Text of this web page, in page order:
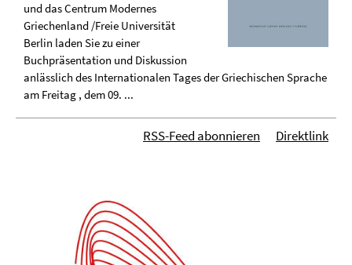
und das Centrum Modernes
Griechenland /Freie Universität
Berlin laden Sie zu einer
Buchpräsentation und Diskussion
anlässlich des Internationalen Tages der Griechischen Sprache
am Freitag , dem 09. ...
Direktlink
RSS-Feed abonnieren